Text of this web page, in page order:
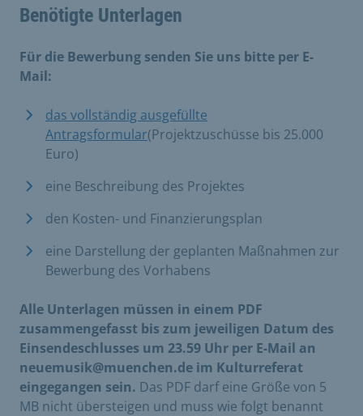
Benötigte Unterlagen
Für die Bewerbung senden Sie uns bitte per E-
Mail:
das vollständig ausgefüllte
Antragsformular(Projektzuschüsse bis 25.000
Euro)
eine Beschreibung des Projektes
den Kosten- und Finanzierungsplan
eine Darstellung der geplanten Maßnahmen zur
Bewerbung des Vorhabens
Alle Unterlagen müssen in einem PDF
zusammengefasst bis zum jeweiligen Datum des
Einsendeschlusses um 23.59 Uhr per E-Mail an
neuemusik@muenchen.de im Kulturreferat
eingegangen sein. Das PDF darf eine Größe von 5
MB nicht übersteigen und muss wie folgt benannt